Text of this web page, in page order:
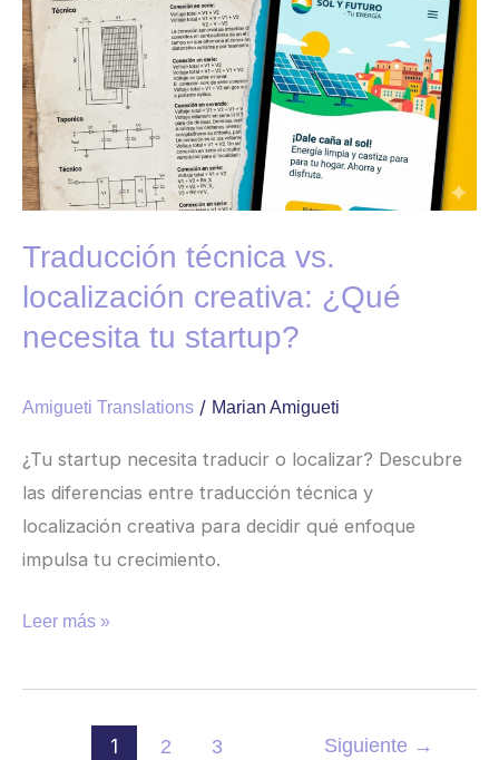
Traducción técnica vs.
localización creativa: ¿Qué
necesita tu startup?
Amigueti Translations / Marian Amigueti
¿Tu startup necesita traducir o localizar? Descubre
las diferencias entre traducción técnica y
localización creativa para decidir qué enfoque
impulsa tu crecimiento.
técnica
vs.
localización
creativa:
¿Qué
necesita
tu
startup?
Leer más »
1 2 3 Siguiente →